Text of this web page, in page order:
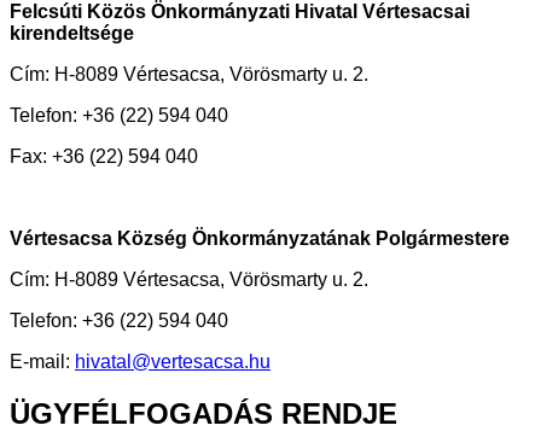
Felcsúti Közös Önkormányzati Hivatal Vértesacsai
kirendeltsége
Cím: H-8089 Vértesacsa, Vörösmarty u. 2.
Telefon: +36 (22) 594 040
Fax: +36 (22) 594 040
Vértesacsa Község Önkormányzatának Polgármestere
Cím: H-8089 Vértesacsa, Vörösmarty u. 2.
Telefon: +36 (22) 594 040
E-mail: hivatal@vertesacsa.hu
ÜGYFÉLFOGADÁS RENDJE